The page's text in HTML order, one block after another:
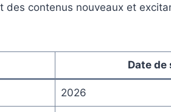
contenus nouveaux et
Date de
2026